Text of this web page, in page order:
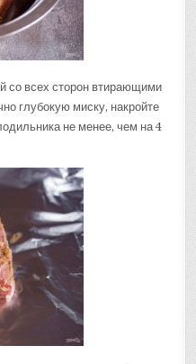
со всех сторон втирающими
глубокую миску, накройте
не менее, чем на 4